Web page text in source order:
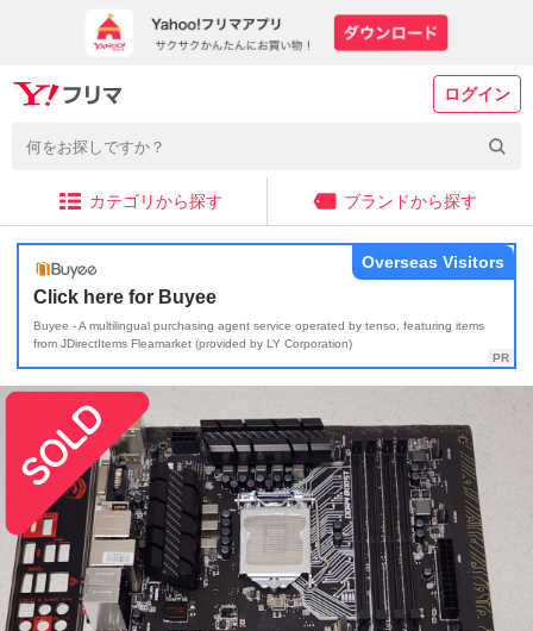
ログイン
カテゴリから探す ブランドから探す
Click here for Buyee
Buyee - A multilingual purchasing agent service operated by tenso, featuring items
from JDirectItems Fleamarket (provided by LY Corporation)
Overseas Visitors